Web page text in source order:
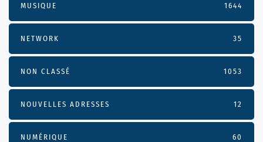
MUSIQUE 1644
NETWORK 35
NON CLASSÉ 1053
NOUVELLES ADRESSES 12
NUMÉRIQUE 60